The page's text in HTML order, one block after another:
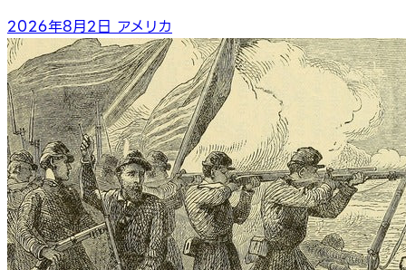
2026年8月2日 アメリカ